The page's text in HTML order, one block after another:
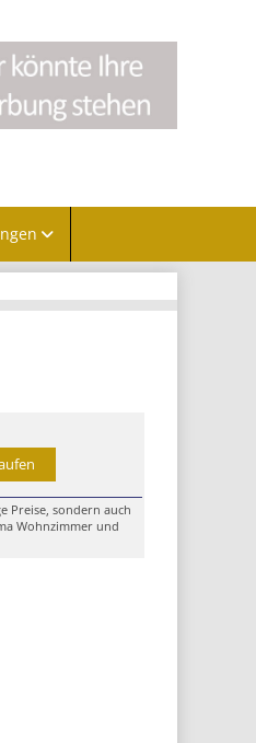
Preise, sondern auch
Wohnzimmer und